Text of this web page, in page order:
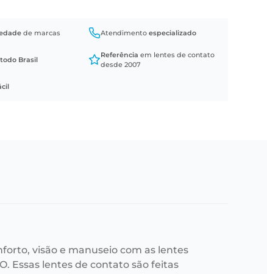
de marcas Atendimentoespecializado
todo Brasil
Referência em lentes de contato
desde 2007
visão e manuseio com as lentes
Essas lentes de contato são feitas